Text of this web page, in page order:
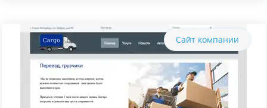
Сайт компании